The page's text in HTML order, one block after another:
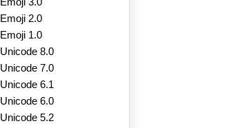
Emoji 2.0
Emoji 1.0
Unicode 8.0
Unicode 7.0
Unicode 6.1
Unicode 6.0
Unicode 5.2